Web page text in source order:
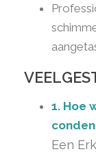
1. Hoe
Een